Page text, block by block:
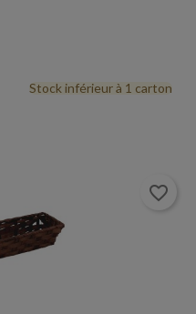
Stock inférieur à 1 carton
favorite_border